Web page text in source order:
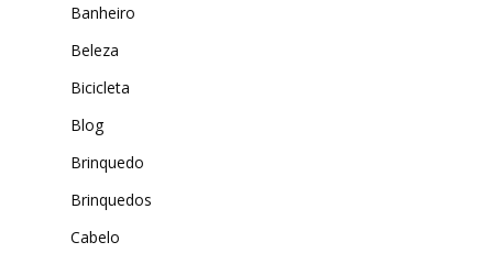
Banheiro
Beleza
Bicicleta
Blog
Brinquedo
Brinquedos
Cabelo